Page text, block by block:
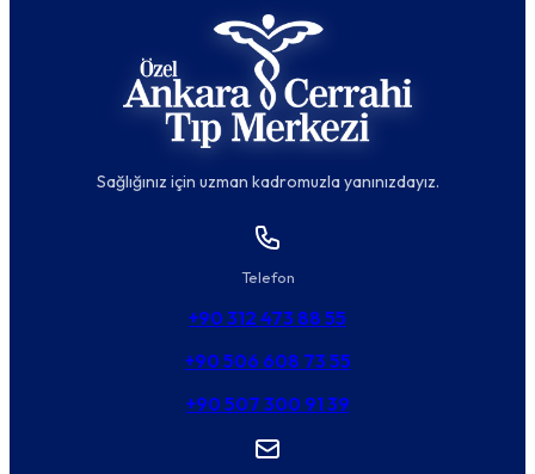
Sağlığınız için uzman kadromuzla yanınızdayız.
Telefon
+90 312 473 88 55
+90 506 608 73 55
+90 507 300 91 39